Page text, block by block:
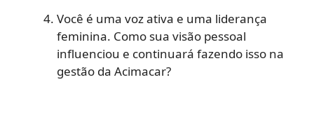
Você é uma voz ativa e uma liderança
feminina. Como sua visão pessoal
influenciou e continuará fazendo isso na
gestão da Acimacar?